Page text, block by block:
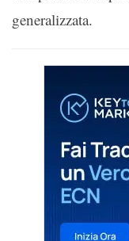
generalizzata.